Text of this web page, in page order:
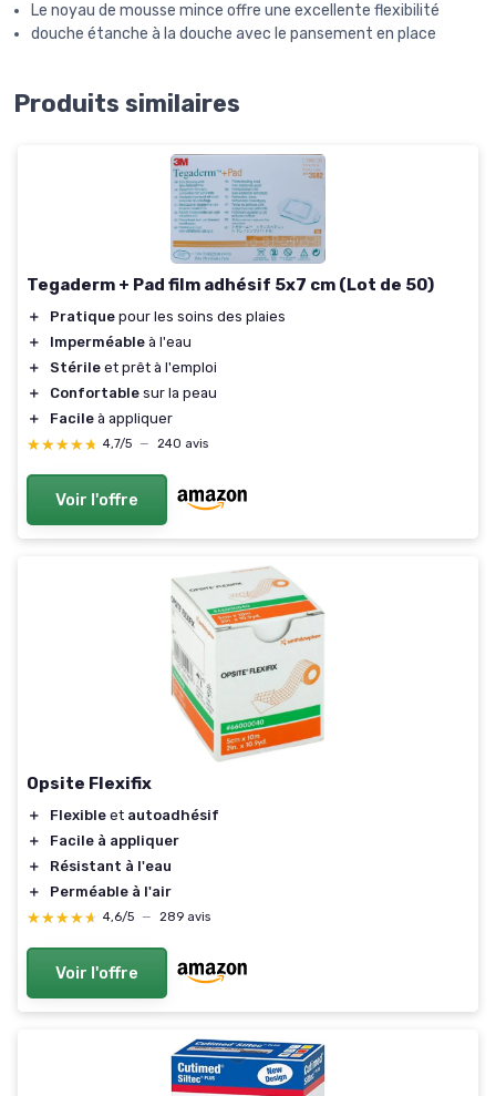
Le noyau de mousse mince offre une excellente flexibilité
douche étanche à la douche avec le pansement en place
Produits similaires
Tegaderm + Pad film adhésif 5x7 cm (Lot de 50)
＋ Pratique pour les soins des plaies
＋
Imperméable à l'eau
＋
Stérile et prêt à l'emploi
＋
Confortable sur la peau
＋
Facile à appliquer
★★★★★
★★★★★ 4,7/5 — 240 avis
Voir l'offre
Opsite Flexifix
＋ Flexible et autoadhésif
＋
Facile à appliquer
＋
Résistant à l'eau
＋
Perméable à l'air
★★★★★
★★★★★ 4,6/5 — 289 avis
Voir l'offre